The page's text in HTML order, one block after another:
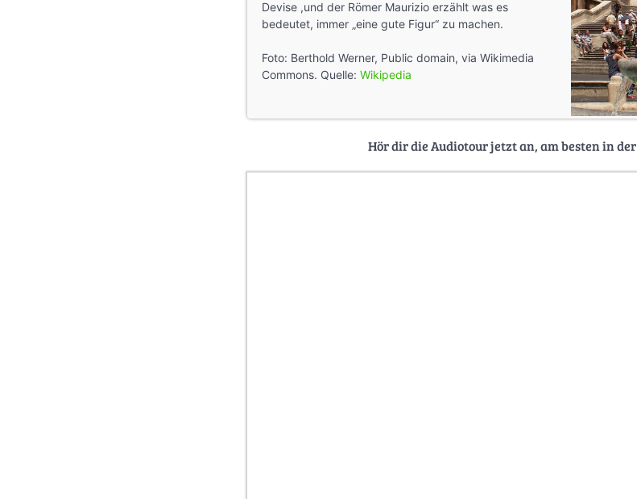
Devise ,und der Römer Maurizio erzählt was es
bedeutet, immer „eine gute Figur“ zu machen.
Foto: Berthold Werner, Public domain, via Wikimedia
Commons. Quelle: Wikipedia
Hör dir die Audiotour jetzt an, am besten in der